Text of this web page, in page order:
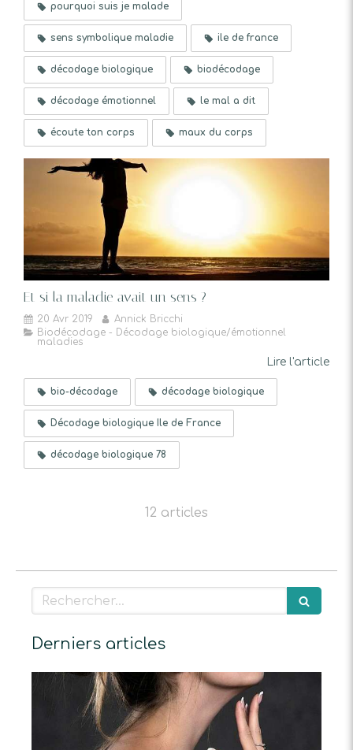
pourquoi suis je malade
sens symbolique maladie ile de france
décodage biologique biodécodage
décodage émotionnel le mal a dit
écoute ton corps maux du corps
Et si la maladie avait un sens ?
20 Avr 2019
Annick Bricchi
Biodécodage - Décodage biologique/émotionnel
maladies
Lire l'article
bio-décodage décodage biologique
Décodage biologique Ile de France
décodage biologique 78
12 articles
Rechercher
Derniers articles